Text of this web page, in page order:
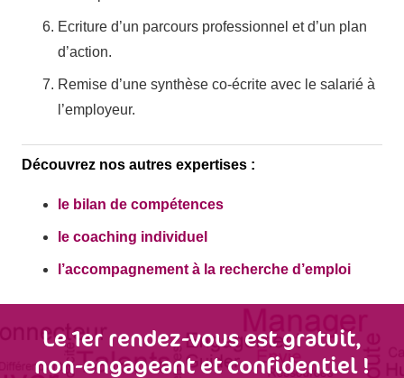
Ecriture d’un parcours professionnel et d’un plan
d’action.
Remise d’une synthèse co-écrite avec le salarié à
l’employeur.
Découvrez nos autres expertises :
le bilan de compétences
le coaching individuel
l’accompagnement à la recherche d’emploi
Le 1er rendez-vous est gratuit,
non-engageant et confidentiel !